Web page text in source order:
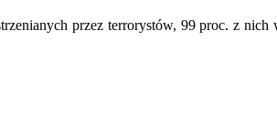
przez terrorystów, 99 proc. z